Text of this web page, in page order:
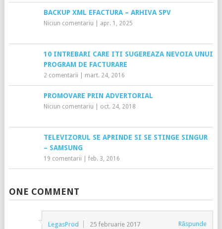
BACKUP XML EFACTURA – ARHIVA SPV
Niciun comentariu apr. 1, 2025
10 INTREBARI CARE ITI SUGEREAZA NEVOIA UNUI
PROGRAM DE FACTURARE
2 comentarii mart. 24, 2016
PROMOVARE PRIN ADVERTORIAL
Niciun comentariu oct. 24, 2018
TELEVIZORUL SE APRINDE SI SE STINGE SINGUR
– SAMSUNG
19 comentarii feb. 3, 2016
ONE COMMENT
LegasProd 25 februarie 2017 Răspunde